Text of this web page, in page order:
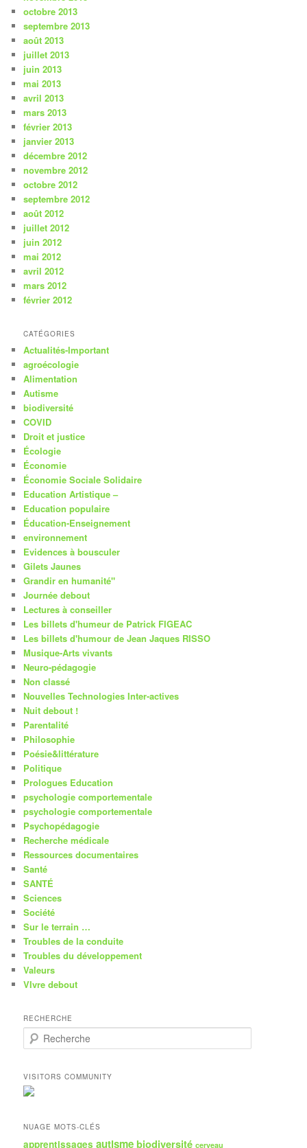
octobre 2013
septembre 2013
août 2013
juillet 2013
juin 2013
mai 2013
avril 2013
mars 2013
février 2013
janvier 2013
décembre 2012
novembre 2012
octobre 2012
septembre 2012
août 2012
juillet 2012
juin 2012
mai 2012
avril 2012
mars 2012
février 2012
CATÉGORIES
Actualités-Important
agroécologie
Alimentation
Autisme
biodiversité
COVID
Droit et justice
Écologie
Économie
Économie Sociale Solidaire
Education Artistique –
Education populaire
Éducation-Enseignement
environnement
Evidences à bousculer
Gilets Jaunes
Grandir en humanité"
Journée debout
Lectures à conseiller
Les billets d'humeur de Patrick FIGEAC
Les billets d'humour de Jean Jaques RISSO
Musique-Arts vivants
Neuro-pédagogie
Non classé
Nouvelles Technologies Inter-actives
Nuit debout !
Parentalité
Philosophie
Poésie&littérature
Politique
Prologues Education
psychologie comportementale
psychologie comportementale
Psychopédagogie
Recherche médicale
Ressources documentaires
Santé
SANTÉ
Sciences
Société
Sur le terrain …
Troubles de la conduite
Troubles du développement
Valeurs
VIvre debout
RECHERCHE
e
h
e
r
h
VISITORS COMMUNITY
NUAGE MOTS-CLÉS
apprentissages autisme biodiversité cerveau